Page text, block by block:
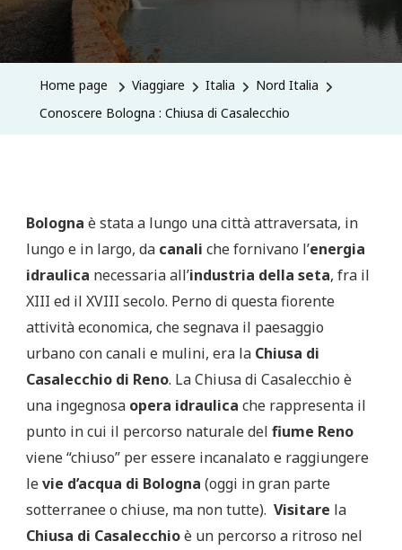
Home page Viaggiare Italia
Nord Italia
Conoscere Bologna : Chiusa di Casalecchio
Bologna è stata a lungo una città attraversata, in
lungo e in largo, da canali che fornivano l’energia
idraulica necessaria all’industria della seta, fra il
XIII ed il XVIII secolo. Perno di questa fiorente
attività economica, che segnava il paesaggio
urbano con canali e mulini, era la Chiusa di
Casalecchio di Reno. La Chiusa di Casalecchio è
una ingegnosa opera idraulica che rappresenta il
punto in cui il percorso naturale del fiume Reno
viene “chiuso” per essere incanalato e raggiungere
levie d’acqua di Bologna (oggi in gran parte
sotterranee o chiuse, ma non tutte). Visitare la
Chiusa di Casalecchioè un percorso a ritroso nel